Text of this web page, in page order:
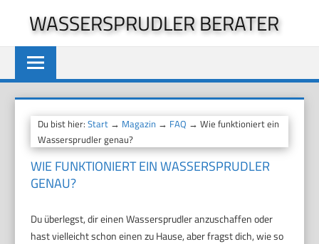
springen
WASSERSPRUDLER BERATER
Du bist hier:Start → Magazin → FAQ → Wie funktioniert ein
Wassersprudler genau?
WIE FUNKTIONIERT EIN WASSERSPRUDLER
GENAU?
Du überlegst, dir einen Wassersprudler anzuschaffen oder
hast vielleicht schon einen zu Hause, aber fragst dich, wie so